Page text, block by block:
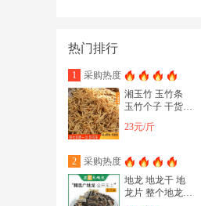
热门排行
1
采购热度
湘玉竹 玉竹条
玉竹个子 干货无
大从优
23元/斤
2
采购热度
地龙 地龙干 地
龙片 整个地龙